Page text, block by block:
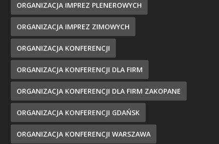
ORGANIZACJA IMPREZ PLENEROWYCH
ORGANIZACJA IMPREZ ZIMOWYCH
ORGANIZACJA KONFERENCJI
ORGANIZACJA KONFERENCJI DLA FIRM
ORGANIZACJA KONFERENCJI DLA FIRM ZAKOPANE
ORGANIZACJA KONFERENCJI GDAŃSK
ORGANIZACJA KONFERENCJI WARSZAWA